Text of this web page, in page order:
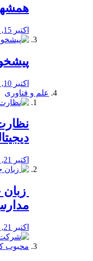
اکتبر 15, 2019
اکتبر 10, 2019
علم و فناوری
اکتبر 21, 2019
اکتبر 21, 2019